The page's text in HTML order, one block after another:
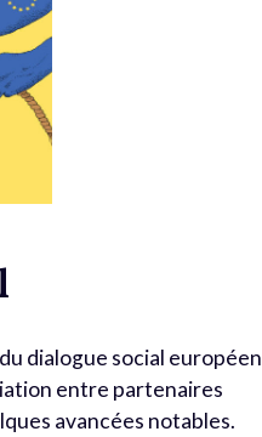
dialogue social
entre partenaires
avancées notables.